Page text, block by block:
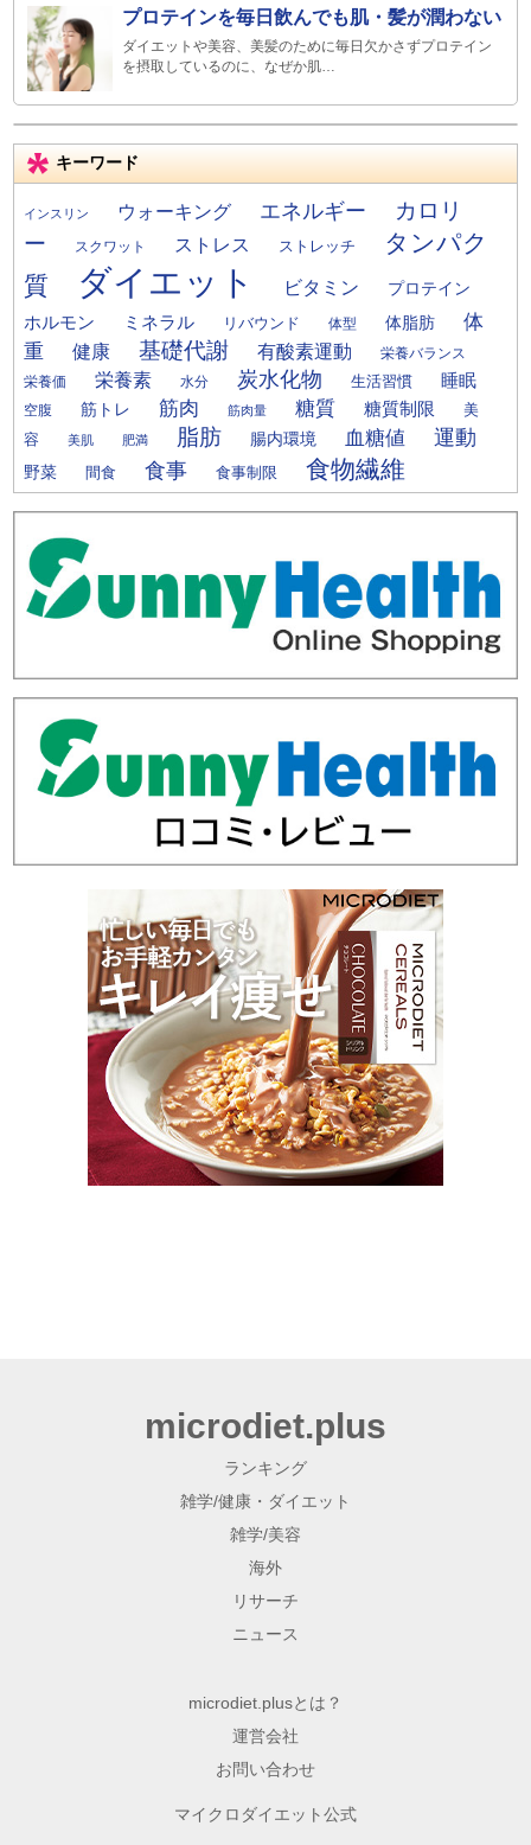
プロテインを毎日飲んでも肌・髪が潤わない
ダイエットや美容、美髪のために毎日欠かさずプロテイン
を摂取しているのに、なぜか肌…
キーワード
インスリン ウォーキング エネルギー
カロリ
ー
スクワット ストレス ストレッチ
タンパク
質
ダイエット ビタミン
プロテイン
ホルモン
ミネラル リバウンド 体型 体脂肪
体
重
健康 基礎代謝 有酸素運動 栄養バランス
栄養価 栄養素 水分 炭水化物 生活習慣 睡眠
空腹 筋トレ 筋肉 筋肉量 糖質 糖質制限
美
容
美肌 肥満 脂肪 腸内環境 血糖値 運動
野菜 間食 食事 食事制限 食物繊維
microdiet.plus
ランキング
雑学/健康・ダイエット
雑学/美容
海外
リサーチ
ニュース
microdiet.plusとは？
運営会社
お問い合わせ
マイクロダイエット公式